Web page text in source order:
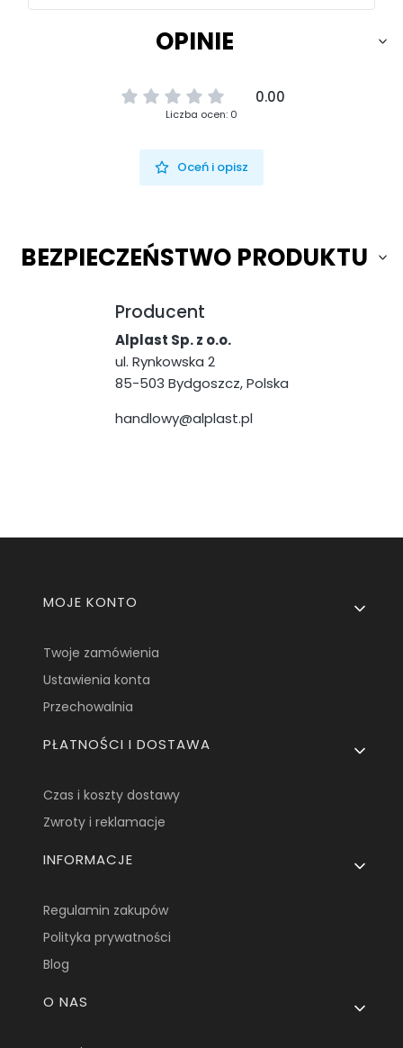
OPINIE
0.00
Liczba ocen: 0
Oceń i opisz
BEZPIECZEŃSTWO PRODUKTU
Producent
Alplast Sp. z o.o.
ul. Rynkowska 2
85-503 Bydgoszcz, Polska
handlowy@alplast.pl
Linki w stopce
MOJE KONTO
Twoje zamówienia
Ustawienia konta
Przechowalnia
PŁATNOŚCI I DOSTAWA
Czas i koszty dostawy
Zwroty i reklamacje
INFORMACJE
Regulamin zakupów
Polityka prywatności
Blog
O NAS